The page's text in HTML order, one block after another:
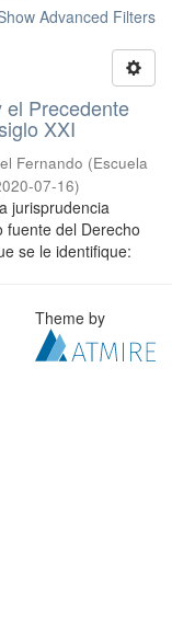
Advanced Filters
el Precedente
XXI
Fernando (Escuela
07-16)
jurisprudencia
fuente del Derecho
se le identifique:
Theme by